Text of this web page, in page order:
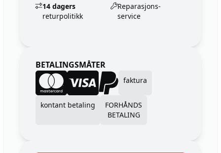
14 dagers
returpolitikk
Reparasjons-
service
BETALINGSMÅTER
faktura
kontant betaling
FORHÅNDS
BETALING